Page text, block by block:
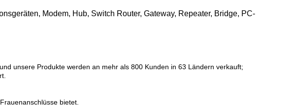
Modem, Hub, Switch Router, Gateway, Repeater, Bridge, PC-
unsere Produkte werden an mehr als 800 Kunden in 63 Ländern verkauft;
bietet.